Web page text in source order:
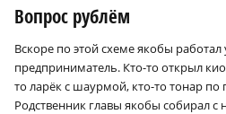
Вопрос рублём
Вскоре по этой схеме якобы
предприниматель. Кто-то открыл
то ларёк с шаурмой, кто-то тонар
Родственник главы якобы собирал с